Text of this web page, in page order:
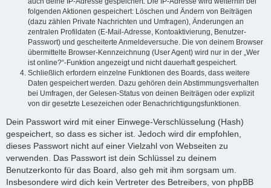
folgenden Aktionen gespeichert: Löschen und Ändern von Beiträgen
(dazu zählen Private Nachrichten und Umfragen), Änderungen an
zentralen Profildaten (E-Mail-Adresse, Kontoaktivierung, Benutzer-
Passwort) und gescheiterte Anmeldeversuche. Die von deinem Browser
übermittelte Browser-Kennzeichnung (User Agent) wird nur in der „Wer
ist online?“-Funktion angezeigt und nicht dauerhaft gespeichert.
Schließlich erfordern einzelne Funktionen des Boards, dass weitere
Daten gespeichert werden. Dazu gehören dein Abstimmungsverhalten
bei Umfragen, der Gelesen-Status von deinen Beiträgen oder explizit
von dir gesetzte Lesezeichen oder Benachrichtigungsfunktionen.
Dein Passwort wird mit einer Einwege-Verschlüsselung (Hash)
gespeichert, so dass es sicher ist. Jedoch wird dir empfohlen,
dieses Passwort nicht auf einer Vielzahl von Webseiten zu
verwenden. Das Passwort ist dein Schlüssel zu deinem
Benutzerkonto für das Board, also geh mit ihm sorgsam um.
Insbesondere wird dich kein Vertreter des Betreibers, von phpBB